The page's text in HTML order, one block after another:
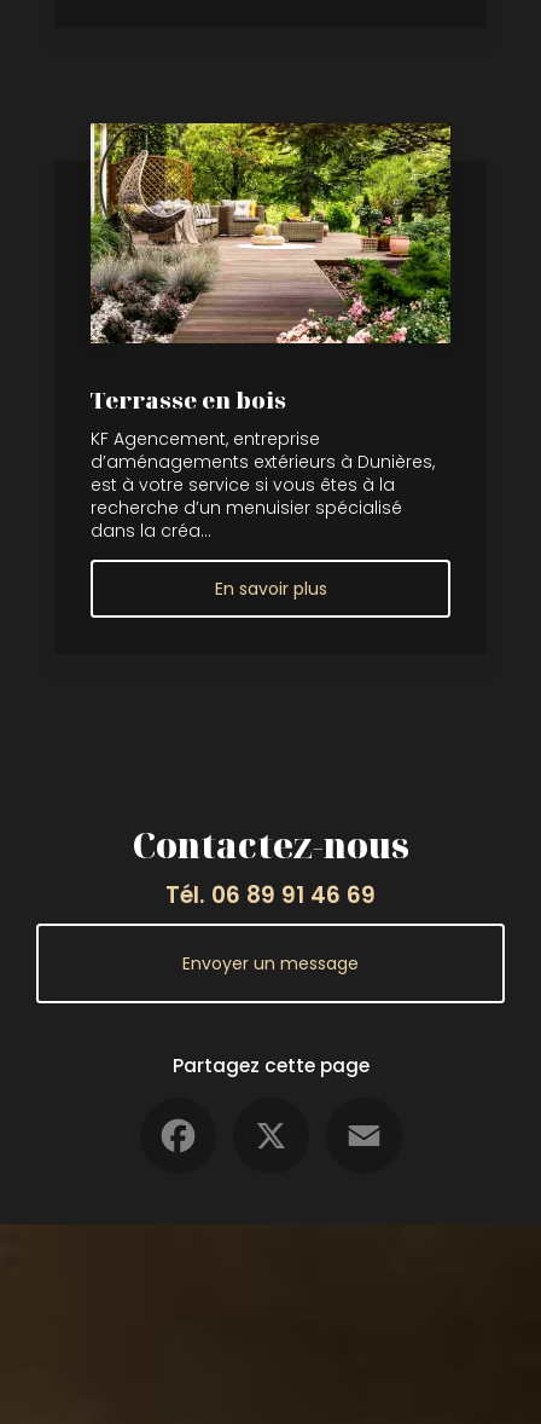
Terrasse en bois
KF Agencement, entreprise
d’aménagements extérieurs à Dunières,
est à votre service si vous êtes à la
recherche d’un menuisier spécialisé
dans la créa...
En savoir plus
Contactez-nous
Tél. 06 89 91 46 69
Envoyer un message
Partagez cette page